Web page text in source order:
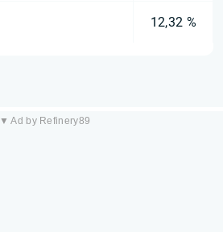
12,32 %
▼ Ad by Refinery89